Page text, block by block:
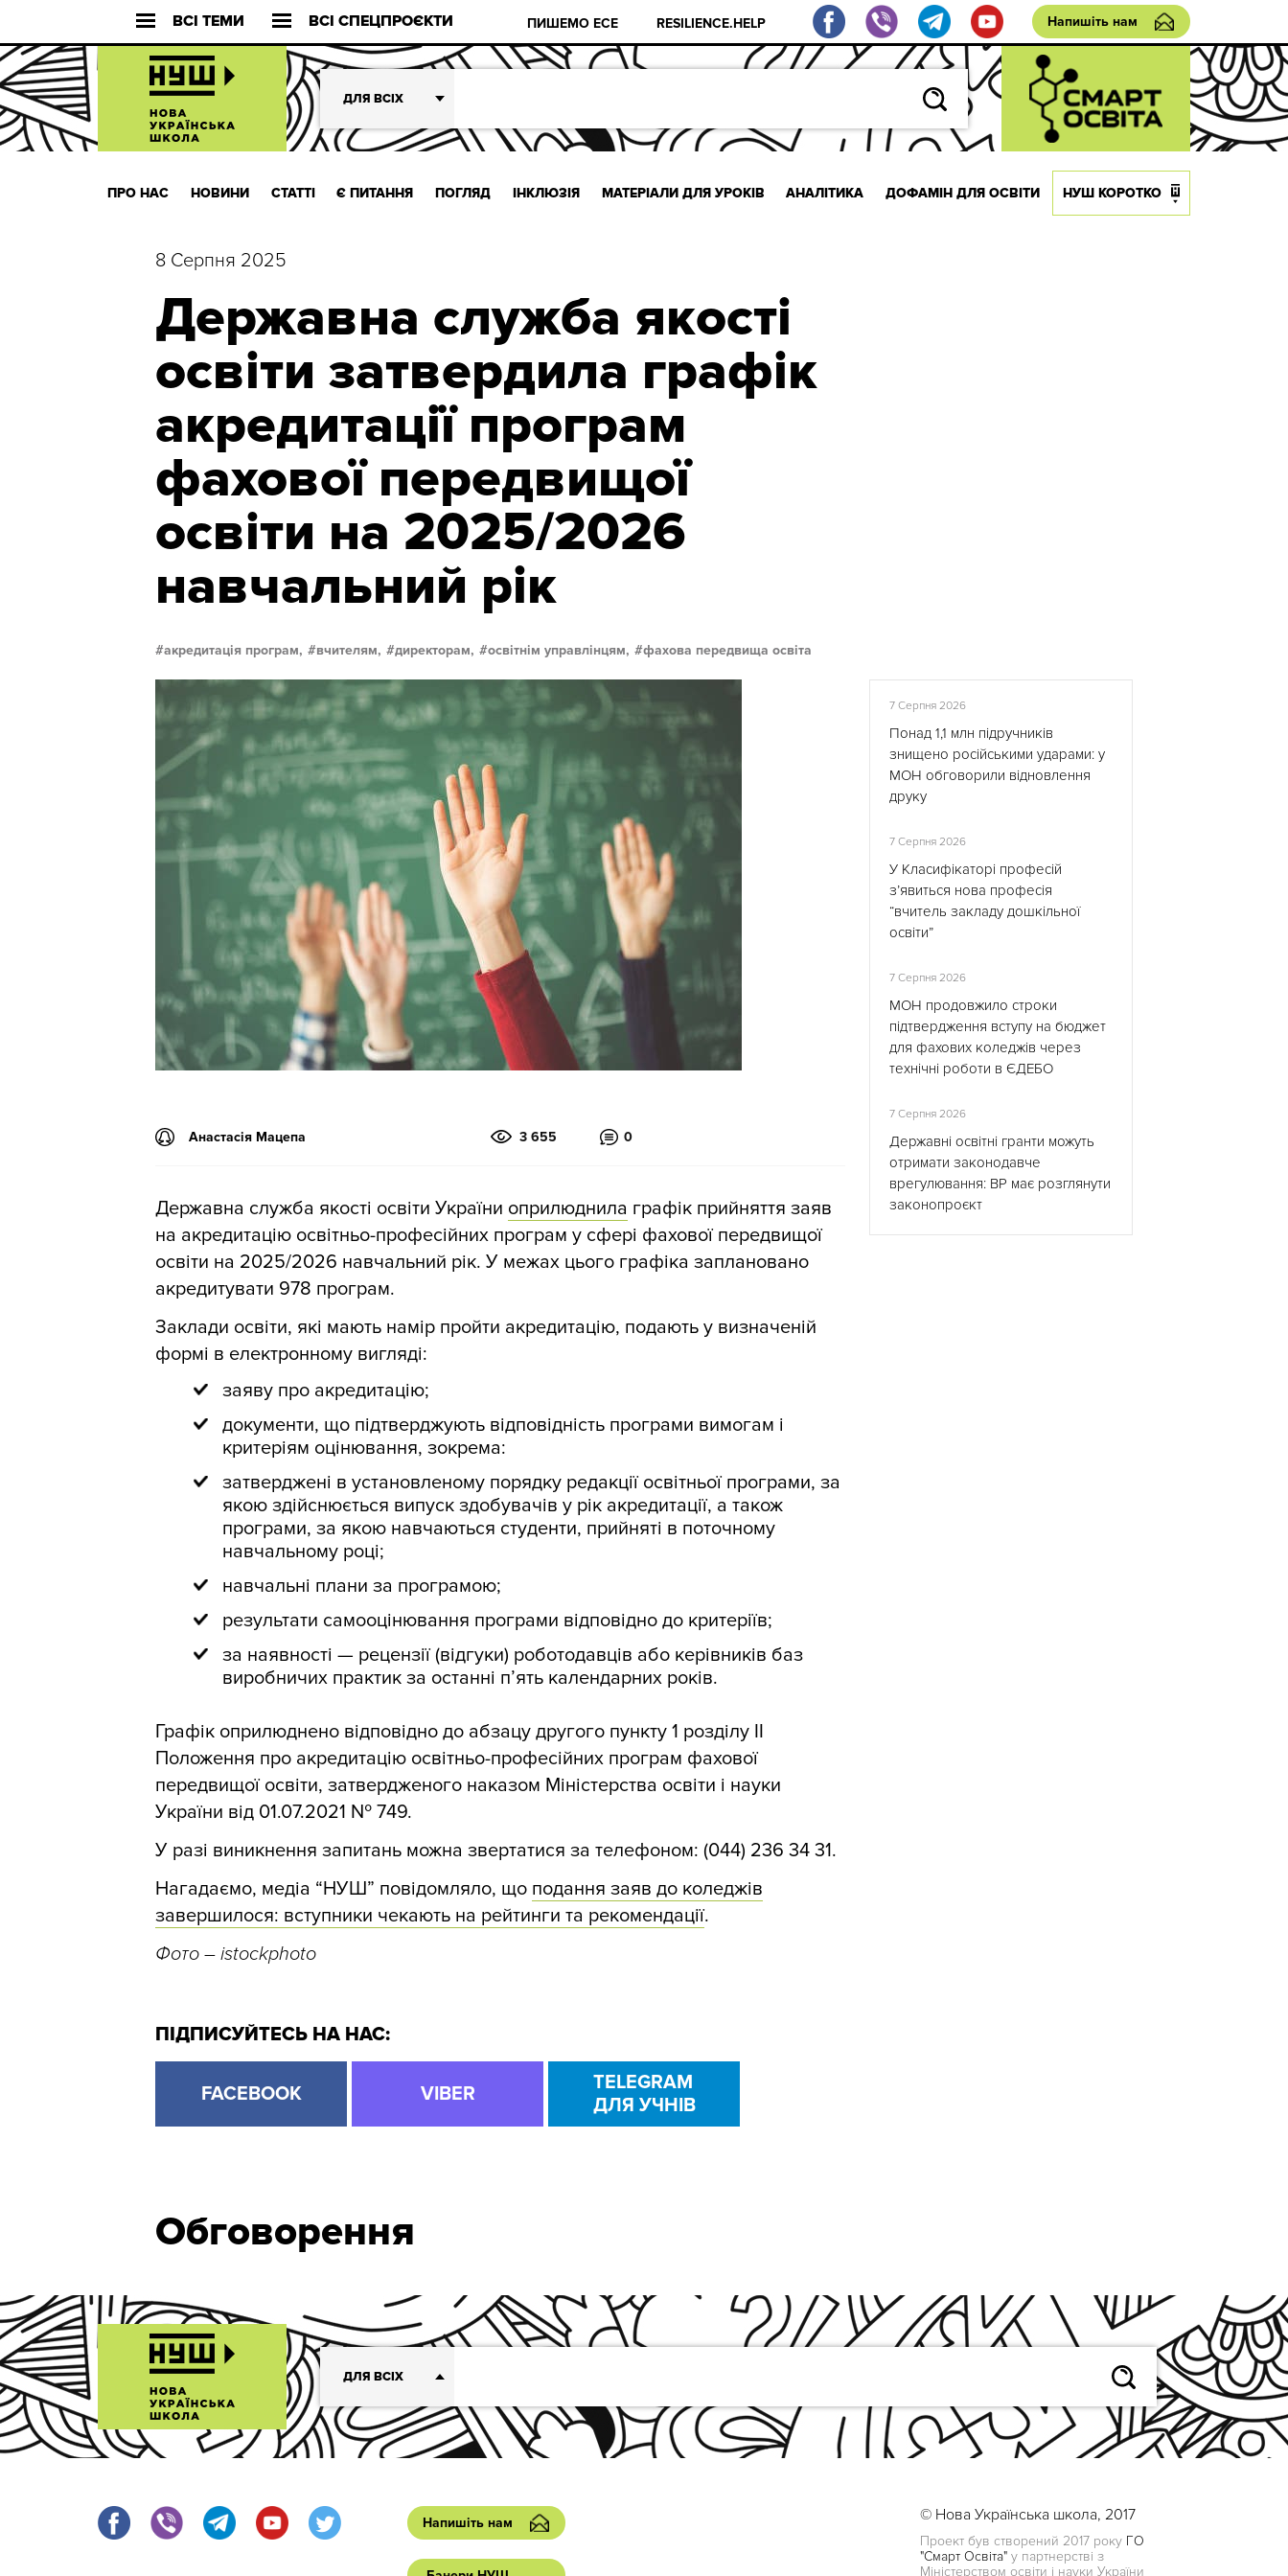
ВСІ ТЕМИ ВСІ СПЕЦПРОЄКТИ ПИШЕМО ЕСЕ RESILIENCE.HELP Напишіть нам
ДЛЯ ВСІХ
ПРО НАС НОВИНИ СТАТТІ Є ПИТАННЯ ПОГЛЯД ІНКЛЮЗІЯ МАТЕРІАЛИ ДЛЯ УРОКІВ АНАЛІТИКА ДОФАМІН ДЛЯ ОСВІТИ НУШ КОРОТКО
8 Серпня 2025
Державна служба якості
освіти затвердила графік
акредитації програм
фахової передвищої
освіти на 2025/2026
навчальний рік
акредитація програм, вчителям, директорам, освітнім управлінцям, фахова передвища освіта
Анастасія Мацепа 3 655 0
Державна служба якості освіти України оприлюднила графік прийняття заяв
на акредитацію освітньо-професійних програм у сфері фахової передвищої
освіти на 2025/2026 навчальний рік. У межах цього графіка заплановано
акредитувати 978 програм.
Заклади освіти, які мають намір пройти акредитацію, подають у визначеній
формі в електронному вигляді:
заяву про акредитацію;
документи, що підтверджують відповідність програми вимогам і
критеріям оцінювання, зокрема:
затверджені в установленому порядку редакції освітньої програми, за
якою здійснюється випуск здобувачів у рік акредитації, а також
програми, за якою навчаються студенти, прийняті в поточному
навчальному році;
навчальні плани за програмою;
результати самооцінювання програми відповідно до критеріїв;
за наявності — рецензії (відгуки) роботодавців або керівників баз
виробничих практик за останні п’ять календарних років.
Графік оприлюднено відповідно до абзацу другого пункту 1 розділу ІІ
Положення про акредитацію освітньо-професійних програм фахової
передвищої освіти, затвердженого наказом Міністерства освіти і науки
України від 01.07.2021 № 749.
У разі виникнення запитань можна звертатися за телефоном: (044) 236 34 31.
Нагадаємо, медіа “НУШ” повідомляло, що подання заяв до коледжів
завершилося: вступники чекають на рейтинги та рекомендації.
Фото – istockphoto
ПІДПИСУЙТЕСЬ НА НАС:
FACEBOOK VIBER
TELEGRAM
ДЛЯ УЧНІВ
7 Серпня 2026
Понад 1,1 млн підручників
знищено російськими ударами: у
МОН обговорили відновлення
друку
7 Серпня 2026
У Класифікаторі професій
з’явиться нова професія
“вчитель закладу дошкільної
освіти”
7 Серпня 2026
МОН продовжило строки
підтвердження вступу на бюджет
для фахових коледжів через
технічні роботи в ЄДЕБО
7 Серпня 2026
Державні освітні гранти можуть
отримати законодавче
врегулювання: ВР має розглянути
законопроєкт
Обговорення
ДЛЯ ВСІХ
Напишіть нам © Нова Українська школа, 2017
Проект був створений 2017 року ГО
"Смарт Освіта" у партнерстві з
Міністерством освіти і науки України